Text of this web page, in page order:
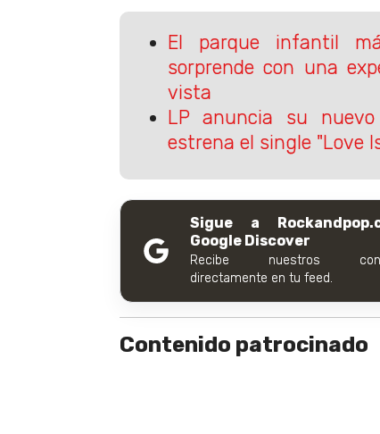
El parque infantil
sorprende con una
vista
LP anuncia su
estrena el single "Love
Sigue a
Google Discover
Recibe nuestros
directamente en tu feed.
Contenido patrocinado